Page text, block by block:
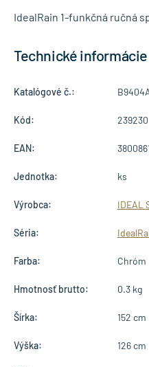
IdealRain 1-funkčná ručná
Technické informácie
Katalógové č.:
Kód: 239230
EAN:
Jednotka: ks
Výrobca: IDEAL
Séria:
Farba: Chróm
Hmotnosť brutto: 0.3 kg
Šírka: 152 cm
Výška: 126 cm